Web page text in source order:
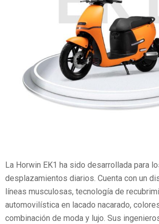
La Horwin EK1 ha sido desarrollada para
desplazamientos diarios. Cuenta con un
líneas musculosas, tecnología de
automovilística en lacado nacarado,
combinación de moda y lujo. Sus